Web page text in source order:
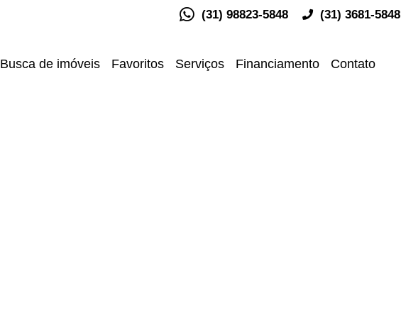
(31) 98823-5848 (31) 3681-5848
Busca de imóveis Favoritos Serviços Financiamento Contato